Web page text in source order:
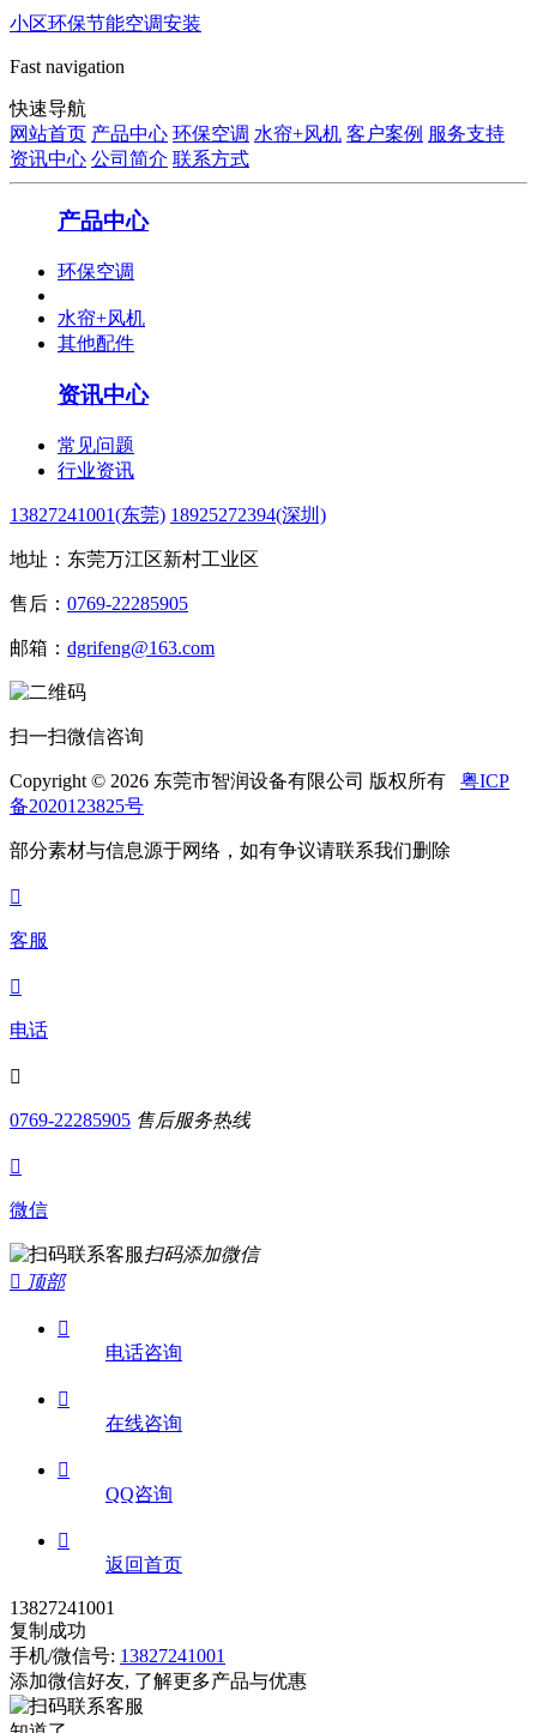
小区环保节能空调安装
Fast navigation
快速导航
网站首页 产品中心 环保空调 水帘+风机 客户案例 服务支持
资讯中心 公司简介 联系方式
产品中心
环保空调
水帘+风机
其他配件
资讯中心
常见问题
行业资讯
13827241001(东莞) 18925272394(深圳)
地址：东莞万江区新村工业区
售后： 0769-22285905
邮箱： dgrifeng@163.com
扫一扫微信咨询
Copyright © 2026 东莞市智润设备有限公司 版权所有 粤ICP
备2020123825号
部分素材与信息源于网络，如有争议请联系我们删除

客服

电话

0769-22285905 售后服务热线

微信
扫码添加微信
 顶部

电话咨询

在线咨询

QQ咨询

返回首页
13827241001
复制成功
手机/微信号: 13827241001
添加微信好友, 了解更多产品与优惠